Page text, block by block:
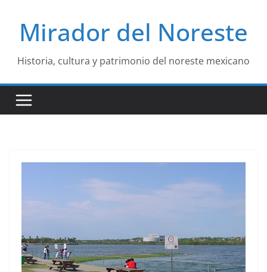
contenido
Mirador del Noreste
Historia, cultura y patrimonio del noreste mexicano